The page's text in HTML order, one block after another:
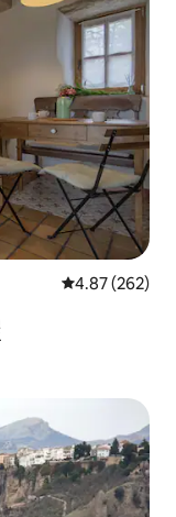
從 262 則評價
4.87 (262)